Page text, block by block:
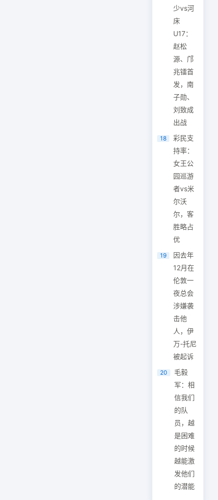
少vs河
床
U17：
赵松
源、邝
兆镭首
发，南
子勋、
刘致成
出战
18
彩民支
持率：
女王公
园巡游
者vs米
尔沃
尔，客
胜略占
优
19
因去年
12月在
伦敦一
夜总会
涉嫌袭
击他
人，伊
万-托尼
被起诉
20
毛毅
军：相
信我们
的队
员，越
是困难
的时候
越能激
发他们
的潜能